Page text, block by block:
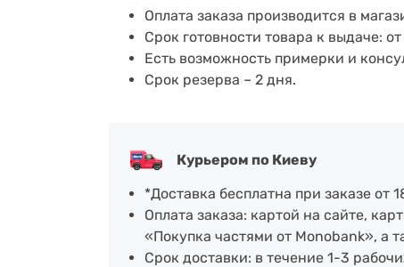
Оплата заказа производится в
Срок готовности товара к выдаче:
Есть возможность примерки и
Срок резерва – 2 дня.
Курьером по Киеву
*Доставка бесплатна при заказе от
Оплата заказа: картой на сайте,
«Покупка частями от Monobank», а
Срок доставки: в течение 1-3